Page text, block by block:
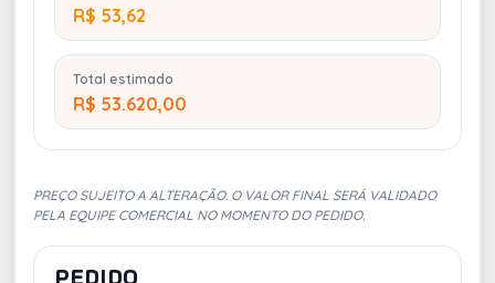
R$ 53,62
Total estimado
R$ 53.620,00
PREÇO SUJEITO A ALTERAÇÃO. O VALOR FINAL SERÁ VALIDADO
PELA EQUIPE COMERCIAL NO MOMENTO DO PEDIDO.